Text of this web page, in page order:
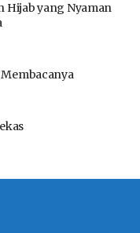
Hijab yang Nyaman